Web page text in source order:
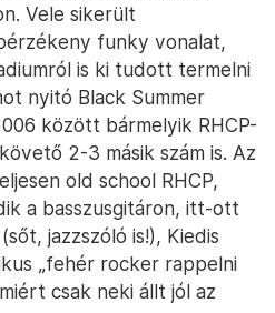
Vele sikerült
funky vonalat,
is ki tudott termelni
nyitó Black Summer
között bármelyik RHCP-
2-3 másik szám is. Az
old school RHCP,
a basszusgitáron, itt-ott
jazzszóló is!), Kiedis
„fehér rocker rappelni
csak neki állt jól az